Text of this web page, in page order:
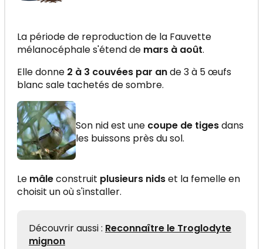
La période de reproduction de la Fauvette
mélanocéphale s'étend de mars à août.
Elle donne 2 à 3 couvées par ande 3 à 5 œufs
blanc sale tachetés de sombre.
Son nid est une coupe de tigesdans
les buissons près du sol.
Le mâleconstruit plusieurs nidset la femelle en
choisit un où s'installer.
Découvrir aussi : Reconnaître le Troglodyte
mignon